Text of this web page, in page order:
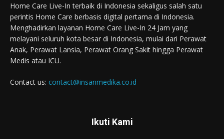
Home Care Live-In terbaik di Indonesia sekaligus salah satu
perintis Home Care berbasis digital pertama di Indonesia.
Menghadirkan layanan Home Care Live-In 24 Jam yang
melayani seluruh kota besar di Indonesia, mulai dari Perawat
Anak, Perawat Lansia, Perawat Orang Sakit hingga Perawat
Medis atau ICU.
Contact us: contact@insanmedika.co.id
Ikuti Kami